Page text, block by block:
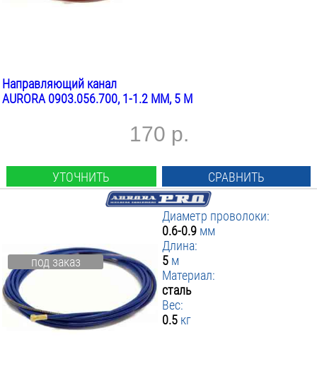
Направляющий канал
AURORA 0903.056.700, 1-1.2 ММ, 5 М
170 р.
УТОЧНИТЬ СРАВНИТЬ
под заказ
Диаметр проволоки:
0.6-0.9 мм
Длина:
5 м
Материал:
сталь
Вес:
0.5 кг